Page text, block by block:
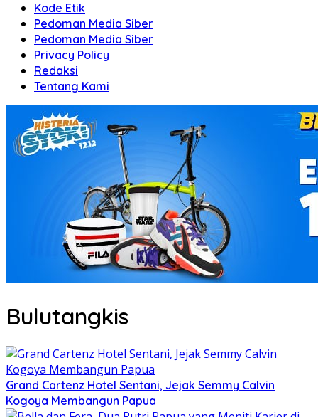
Kode Etik
Pedoman Media Siber
Pedoman Media Siber
Privacy Policy
Redaksi
Tentang Kami
Bulutangkis
Grand Cartenz Hotel Sentani, Jejak Semmy Calvin
Kogoya Membangun Papua